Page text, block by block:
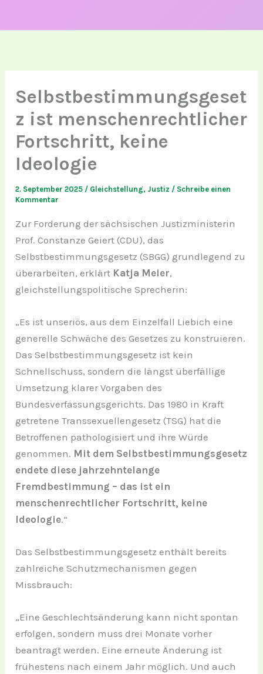
Selbstbestimmungsgeset
z ist menschenrechtlicher
Fortschritt, keine
Ideologie
2. September 2025 / Gleichstellung, Justiz / Schreibe einen
Kommentar
Zur Forderung der sächsischen Justizministerin
Prof. Constanze Geiert (CDU), das
Selbstbestimmungsgesetz (SBGG) grundlegend zu
überarbeiten, erklärt Katja Meier,
gleichstellungspolitische Sprecherin:
„Es ist unseriös, aus dem Einzelfall Liebich eine
generelle Schwäche des Gesetzes zu konstruieren.
Das Selbstbestimmungsgesetz ist kein
Schnellschuss, sondern die längst überfällige
Umsetzung klarer Vorgaben des
Bundesverfassungsgerichts. Das 1980 in Kraft
getretene Transsexuellengesetz (TSG) hat die
Betroffenen pathologisiert und ihre Würde
genommen. Mit dem Selbstbestimmungsgesetz
endete diese jahrzehntelange
Fremdbestimmung – das ist ein
menschenrechtlicher Fortschritt, keine
Ideologie.“
Das Selbstbestimmungsgesetz enthält bereits
zahlreiche Schutzmechanismen gegen
Missbrauch:
„Eine Geschlechtsänderung kann nicht spontan
erfolgen, sondern muss drei Monate vorher
beantragt werden. Eine erneute Änderung ist
frühestens nach einem Jahr möglich. Und auch